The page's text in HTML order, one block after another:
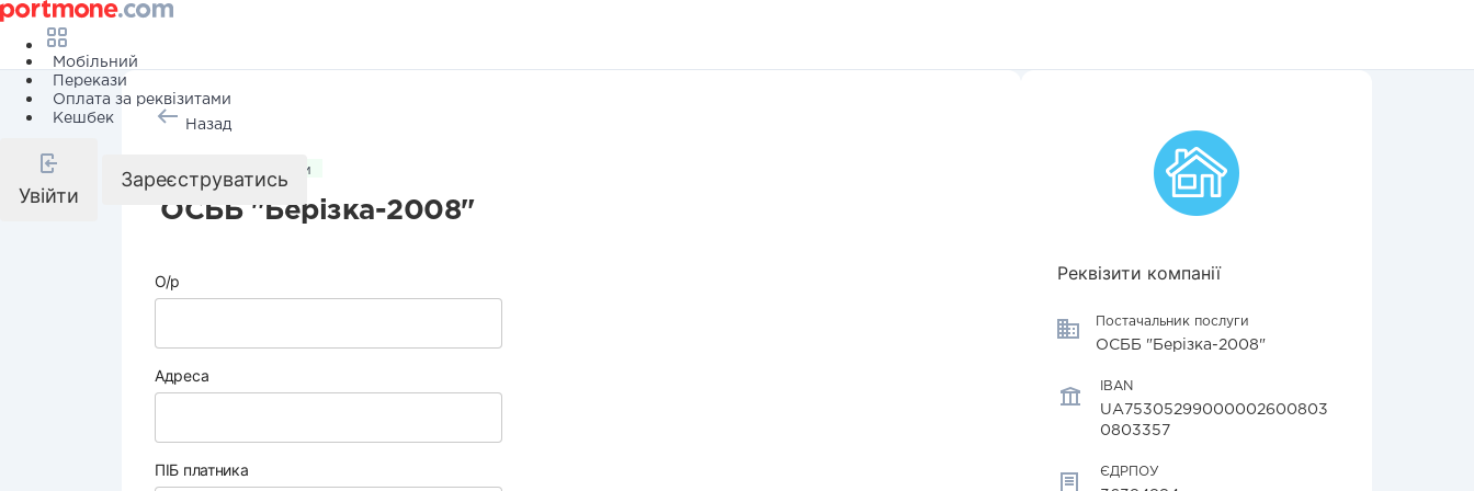
Мобільний
Перекази
Оплата за реквізитами
Кешбек
Увійти
Зареєструватись
Назад
Комунальні послуги
ОСББ "Берізка-2008"
О/р
Адреса
ПІБ платника
Реквізити компанії
Постачальник послуги
ОСББ "Берізка-2008"
IBAN
UA75305299000002600803
0803357
ЄДРПОУ